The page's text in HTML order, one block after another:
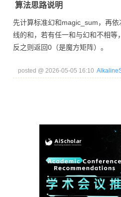
算法思路说明
先计算标准幻和magic_sum，再
线的和，若有任一和与幻和不相等
反之则返回0（是魔方矩阵）。
posted @ 2026-05-05 16:10